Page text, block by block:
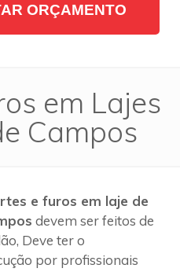
ORÇAMENTO
em Lajes
Campos
e furos em laje de
devem ser feitos de
Deve ter o
por profissionais